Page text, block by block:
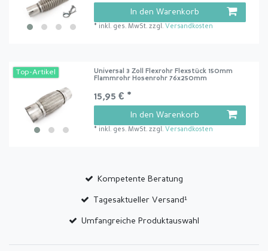
In den Warenkorb
* inkl. ges. MwSt. zzgl. Versandkosten
Top-Artikel
Universal 3 Zoll Flexrohr Flexstück 150mm
Flammrohr Hosenrohr 76x250mm
15,95 € *
In den Warenkorb
* inkl. ges. MwSt. zzgl. Versandkosten
Kompetente Beratung
Tagesaktueller Versand¹
Umfangreiche Produktauswahl